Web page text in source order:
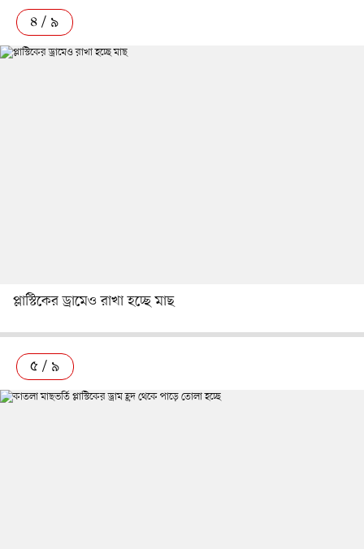
৪ / ৯
প্লাস্টিকের ড্রামেও রাখা হচ্ছে মাছ
৫ / ৯